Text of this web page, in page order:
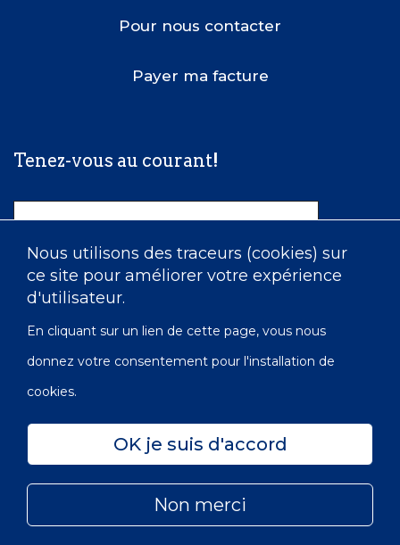
Nous utilisons des traceurs (cookies) sur
ce site pour améliorer votre expérience
d'utilisateur.
En cliquant sur un lien de cette page, vous nous
donnez votre consentement pour l'installation de
cookies.
OK je suis d'accord
Non merci
Pour nous contacter
Payer ma facture
Tenez-vous au courant!
Nom
Courriel
Confidentialité Accessibilité Carte du site
© 2022 Les Infirmières de l’Ordre de Victoria du Canada |